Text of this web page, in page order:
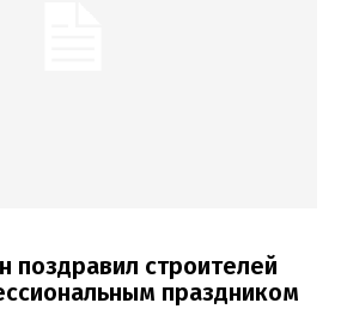
поздравил строителей
праздником